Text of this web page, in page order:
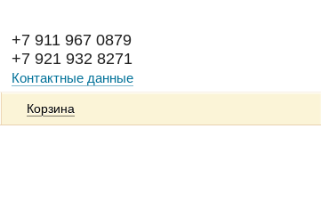
+7 911 967 0879
+7 921 932 8271
Контактные данные
Корзина